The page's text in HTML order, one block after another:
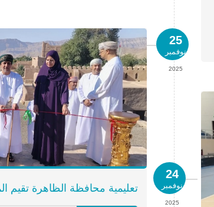
25
نوفمبر
2025
تعليمية محافظة الظاهرة تقيم
24
نوفمبر
2025